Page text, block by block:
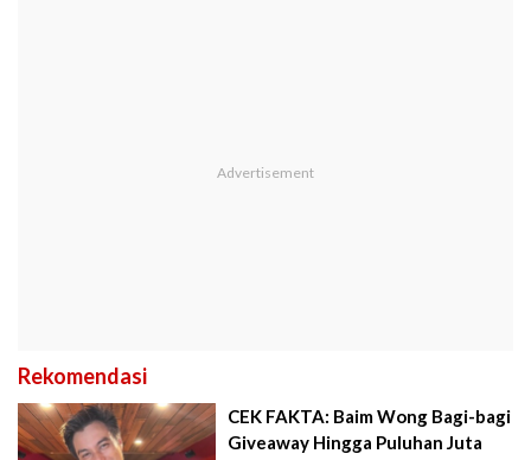
Rekomendasi
CEK FAKTA: Baim Wong Bagi-bagi
Giveaway Hingga Puluhan Juta